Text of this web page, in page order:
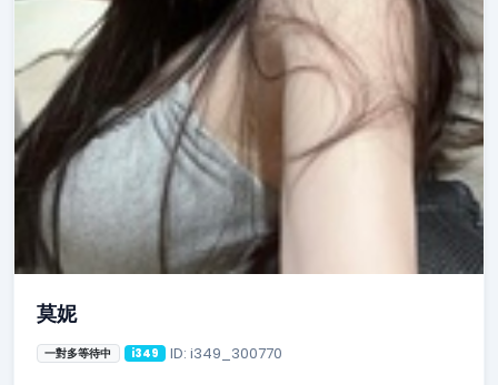
莫妮
一對多等待中 i349 ID: i349_300770